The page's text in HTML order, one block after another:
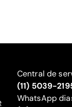
Central de
(11) 5039-
WhatsApp